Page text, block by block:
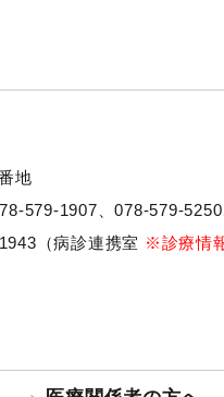
地
579-1907、078-579-5250
（病診連携室 ※診療情